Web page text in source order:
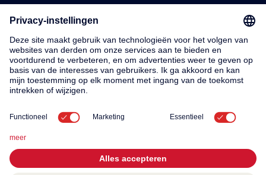
Service
Contact
© 2026 KWC Group AG